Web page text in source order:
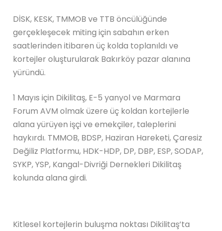
DİSK, KESK, TMMOB ve TTB öncülüğünde
gerçekleşecek miting için sabahın erken
saatlerinden itibaren üç kolda toplanıldı ve
kortejler oluşturularak Bakırköy pazar alanına
yüründü.
1 Mayıs için Dikilitaş, E-5 yanyol ve Marmara
Forum AVM olmak üzere üç koldan kortejlerle
alana yürüyen işçi ve emekçiler, taleplerini
haykırdı. TMMOB, BDSP, Haziran Hareketi, Çaresiz
Değiliz Platformu, HDK-HDP, DP, DBP, ESP, SODAP,
SYKP, YSP, Kangal-Divriği Dernekleri Dikilitaş
kolunda alana girdi.
Kitlesel kortejlerin buluşma noktası Dikilitaş’ta